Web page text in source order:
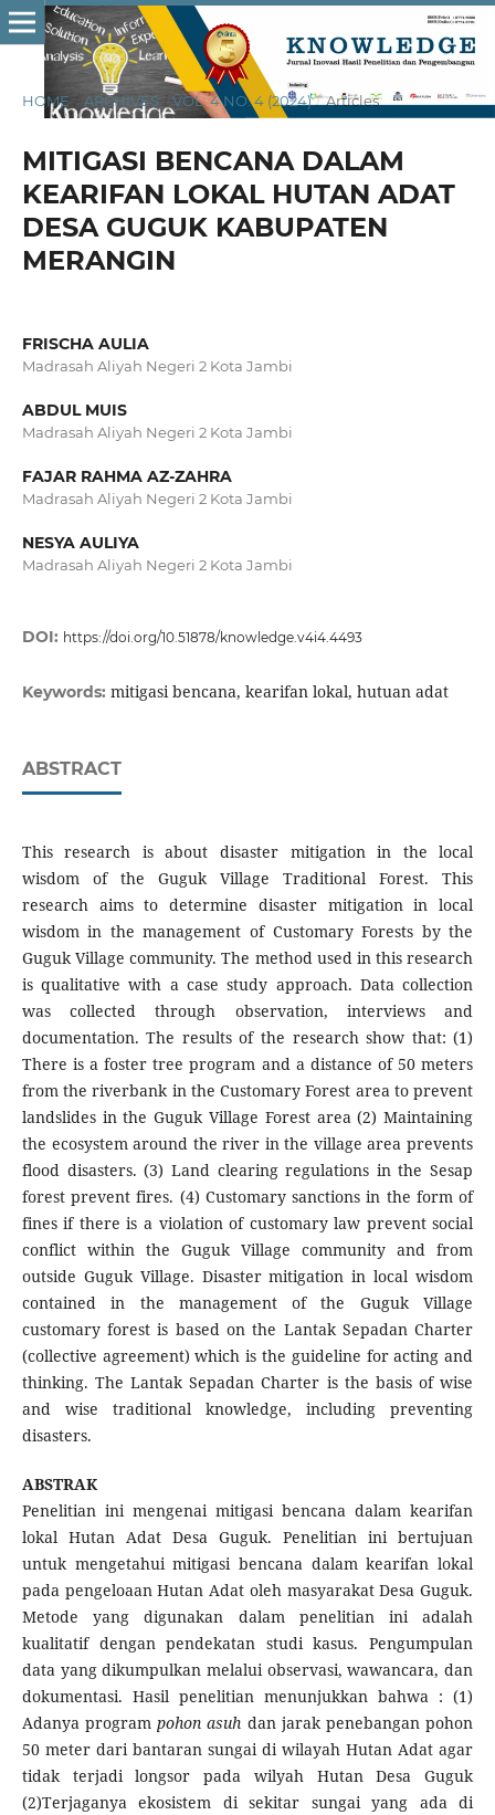
HOME ARCHIVES / VOL. 4 NO. 4 (2024) / Articles
MITIGASI BENCANA DALAM
KEARIFAN LOKAL HUTAN ADAT
DESA GUGUK KABUPATEN
MERANGIN
FRISCHA AULIA
Madrasah Aliyah Negeri 2 Kota Jambi
ABDUL MUIS
Madrasah Aliyah Negeri 2 Kota Jambi
FAJAR RAHMA AZ-ZAHRA
Madrasah Aliyah Negeri 2 Kota Jambi
NESYA AULIYA
Madrasah Aliyah Negeri 2 Kota Jambi
DOI: https://doi.org/10.51878/knowledge.v4i4.4493
Keywords: mitigasi bencana, kearifan lokal, hutuan adat
ABSTRACT
This research is about disaster mitigation in the local
wisdom of the Guguk Village Traditional Forest. This
research aims to determine disaster mitigation in local
wisdom in the management of Customary Forests by the
Guguk Village community. The method used in this research
is qualitative with a case study approach. Data collection
was collected through observation, interviews and
documentation. The results of the research show that: (1)
There is a foster tree program and a distance of 50 meters
from the riverbank in the Customary Forest area to prevent
landslides in the Guguk Village Forest area (2) Maintaining
the ecosystem around the river in the village area prevents
flood disasters. (3) Land clearing regulations in the Sesap
forest prevent fires. (4) Customary sanctions in the form of
fines if there is a violation of customary law prevent social
conflict within the Guguk Village community and from
outside Guguk Village. Disaster mitigation in local wisdom
contained in the management of the Guguk Village
customary forest is based on the Lantak Sepadan Charter
(collective agreement) which is the guideline for acting and
thinking. The Lantak Sepadan Charter is the basis of wise
and wise traditional knowledge, including preventing
disasters.
ABSTRAK
Penelitian ini mengenai mitigasi bencana dalam kearifan
lokal Hutan Adat Desa Guguk. Penelitian ini bertujuan
untuk mengetahui mitigasi bencana dalam kearifan lokal
pada pengeloaan Hutan Adat oleh masyarakat Desa Guguk.
Metode yang digunakan dalam penelitian ini adalah
kualitatif dengan pendekatan studi kasus. Pengumpulan
data yang dikumpulkan melalui observasi, wawancara, dan
dokumentasi. Hasil penelitian menunjukkan bahwa : (1)
Adanya programpohon asuh dan jarak penebangan pohon
50 meter dari bantaran sungai di wilayah Hutan Adat agar
tidak terjadi longsor pada wilyah Hutan Desa Guguk
(2)Terjaganya ekosistem di sekitar sungai yang ada di